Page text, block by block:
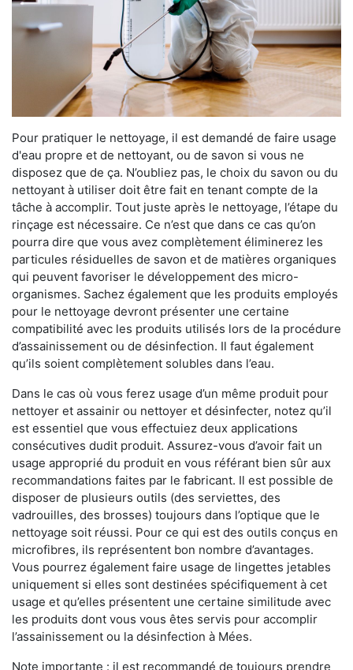
Pour pratiquer le nettoyage, il est demandé de faire usage
d'eau propre et de nettoyant, ou de savon si vous ne
disposez que de ça. N’oubliez pas, le choix du savon ou du
nettoyant à utiliser doit être fait en tenant compte de la
tâche à accomplir. Tout juste après le nettoyage, l’étape du
rinçage est nécessaire. Ce n’est que dans ce cas qu’on
pourra dire que vous avez complètement éliminerez les
particules résiduelles de savon et de matières organiques
qui peuvent favoriser le développement des micro-
organismes. Sachez également que les produits employés
pour le nettoyage devront présenter une certaine
compatibilité avec les produits utilisés lors de la procédure
d’assainissement ou de désinfection. Il faut également
qu’ils soient complètement solubles dans l’eau.
Dans le cas où vous ferez usage d’un même produit pour
nettoyer et assainir ou nettoyer et désinfecter, notez qu’il
est essentiel que vous effectuiez deux applications
consécutives dudit produit. Assurez-vous d’avoir fait un
usage approprié du produit en vous référant bien sûr aux
recommandations faites par le fabricant. Il est possible de
disposer de plusieurs outils (des serviettes, des
vadrouilles, des brosses) toujours dans l’optique que le
nettoyage soit réussi. Pour ce qui est des outils conçus en
microfibres, ils représentent bon nombre d’avantages.
Vous pourrez également faire usage de lingettes jetables
uniquement si elles sont destinées spécifiquement à cet
usage et qu’elles présentent une certaine similitude avec
les produits dont vous vous êtes servis pour accomplir
l’assainissement ou la désinfection à Mées.
Note importante : il est recommandé de toujours prendre